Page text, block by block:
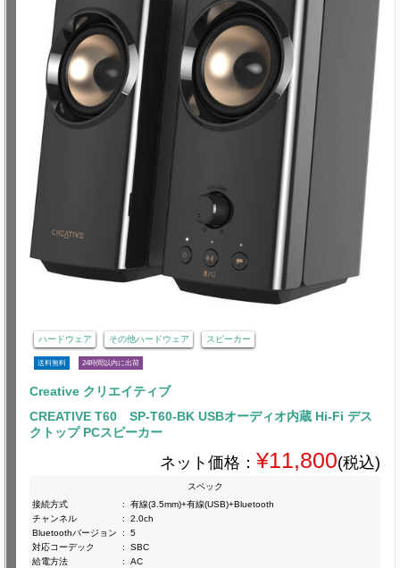
ハードウェア その他ハードウェア スピーカー
送料無料 24時間以内に出荷
Creative クリエイティブ
CREATIVE T60 SP-T60-BK USBオーディオ内蔵 Hi-Fi デス
クトップ PCスピーカー
ネット価格： ¥11,800(税込)
スペック
接続方式
:
有線(3.5mm)+有線(USB)+Bluetooth
チャンネル
:
2.0ch
Bluetoothバージョン
:
5
対応コーデック
:
SBC
給電方法
:
AC